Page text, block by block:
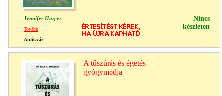
Jennifer Harper
Nincs
készleten
Tovább
Antikvár
A tűszúrás és égetés
gyógymódja